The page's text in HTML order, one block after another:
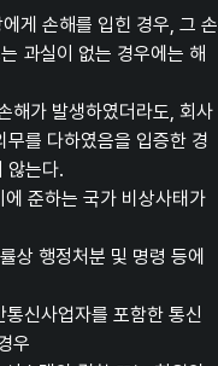
게 손해를 입힌 경우, 그 손
과실이 없는 경우에는 해
해가 발생하였더라도, 회사
를 다하였음을 입증한 경
않는다.
준하는 국가 비상사태가
상 행정처분 및 명령 등에
신사업자를 포함한 통신
우